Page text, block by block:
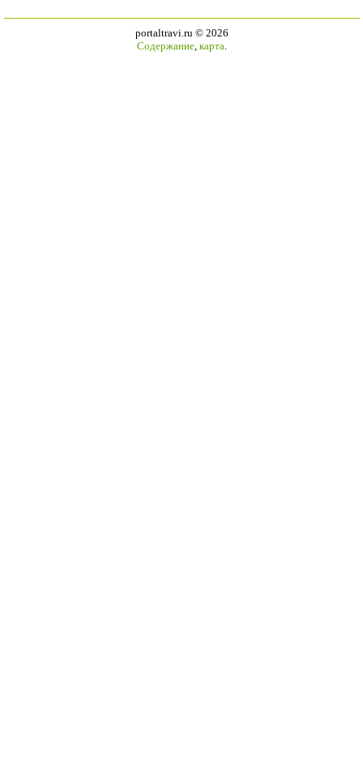
portaltravi.ru © 2026
Содержание, карта.